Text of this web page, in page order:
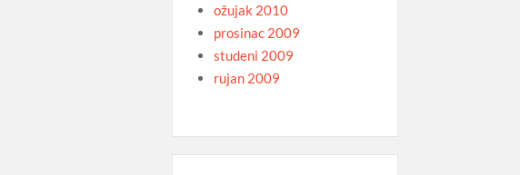
ožujak 2010
prosinac 2009
studeni 2009
rujan 2009